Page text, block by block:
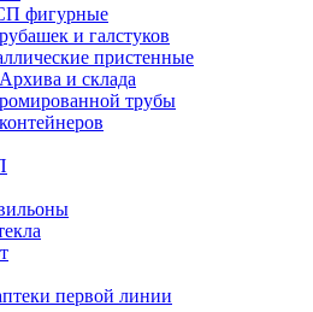
фигурные
и галстуков
пристенные
и склада
трубы
первой линии